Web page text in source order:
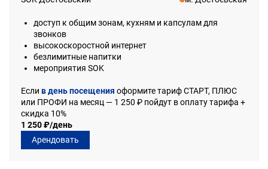
доступ к общим зонам, кухням и капсулам для
звонков
высокоскоростной интернет
безлимитные напитки
мероприятия SOK
Если в день посещения оформите тариф СТАРТ, ПЛЮС
или ПРОФИ на месяц — 1 250 ₽ пойдут в оплату тарифа +
скидка 10%
1 250 ₽/день
Арендовать